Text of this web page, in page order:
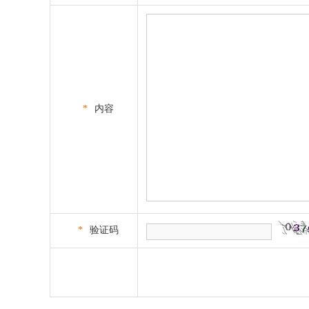
* 内容
* 验证码